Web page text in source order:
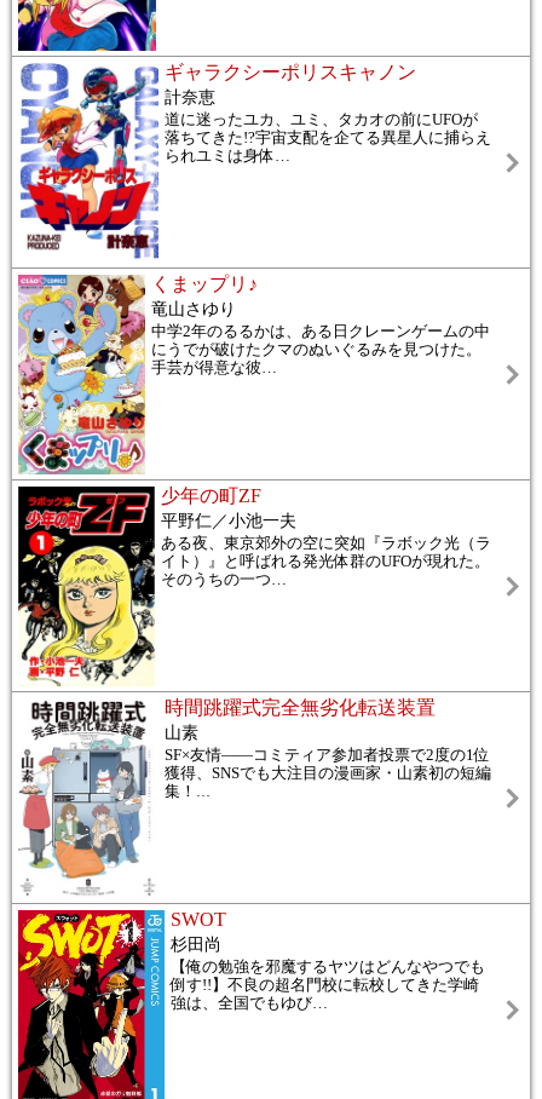
ギャラクシーポリスキャノン
計奈恵
道に迷ったユカ、ユミ、タカオの前にUFOが
落ちてきた!?宇宙支配を企てる異星人に捕らえ
られユミは身体…
くまップリ♪
竜山さゆり
中学2年のるるかは、ある日クレーンゲームの中
にうでが破けたクマのぬいぐるみを見つけた。
手芸が得意な彼…
少年の町ZF
平野仁／小池一夫
ある夜、東京郊外の空に突如『ラボック光（ラ
イト）』と呼ばれる発光体群のUFOが現れた。
そのうちの一つ…
時間跳躍式完全無劣化転送装置
山素
SF×友情――コミティア参加者投票で2度の1位
獲得、SNSでも大注目の漫画家・山素初の短編
集！ …
SWOT
杉田尚
【俺の勉強を邪魔するヤツはどんなやつでも
倒す!!】不良の超名門校に転校してきた学崎
強は、全国でもゆび…